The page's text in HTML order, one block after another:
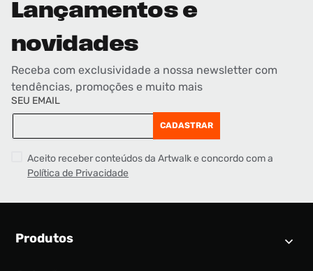
Lançamentos e
novidades
Receba com exclusividade a nossa newsletter com
tendências, promoções e muito mais
SEU EMAIL
CADASTRAR
Aceito receber conteúdos da Artwalk e concordo com a
Política de Privacidade
Produtos